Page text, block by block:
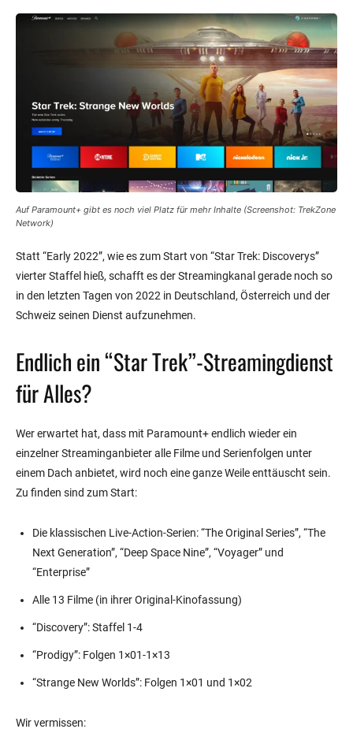
Auf Paramount+ gibt es noch viel Platz für mehr Inhalte (Screenshot: TrekZone
Network)
Statt “Early 2022”, wie es zum Start von “Star Trek: Discoverys”
vierter Staffel hieß, schafft es der Streamingkanal gerade noch so
in den letzten Tagen von 2022 in Deutschland, Österreich und der
Schweiz seinen Dienst aufzunehmen.
Endlich ein “Star Trek”-Streamingdienst
für Alles?
Wer erwartet hat, dass mit Paramount+ endlich wieder ein
einzelner Streaminganbieter alle Filme und Serienfolgen unter
einem Dach anbietet, wird noch eine ganze Weile enttäuscht sein.
Zu finden sind zum Start:
Die klassischen Live-Action-Serien: “The Original Series”, “The
Next Generation”, “Deep Space Nine”, “Voyager” und
“Enterprise”
Alle 13 Filme (in ihrer Original-Kinofassung)
“Discovery”: Staffel 1-4
“Prodigy”: Folgen 1×01-1×13
“Strange New Worlds”: Folgen 1×01 und 1×02
Wir vermissen: